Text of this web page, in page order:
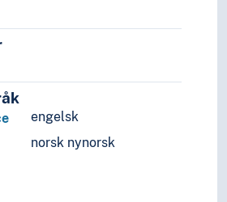
engelsk
norsk nynorsk